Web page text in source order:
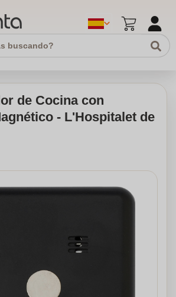
de Cocina con
- L'Hospitalet de